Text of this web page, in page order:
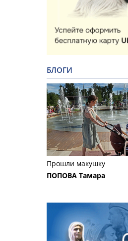
БЛОГИ
Прошли макушку
ПОПОВА Тамара